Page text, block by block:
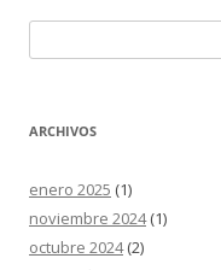
ARCHIVOS
enero 2025 (1)
noviembre 2024(1)
octubre 2024(2)